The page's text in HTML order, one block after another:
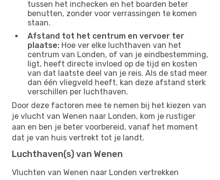
tussen het inchecken en het boarden beter
benutten, zonder voor verrassingen te komen
staan.
Afstand tot het centrum en vervoer ter
plaatse: Hoe ver elke luchthaven van het
centrum van Londen, of van je eindbestemming,
ligt, heeft directe invloed op de tijd en kosten
van dat laatste deel van je reis. Als de stad meer
dan één vliegveld heeft, kan deze afstand sterk
verschillen per luchthaven.
Door deze factoren mee te nemen bij het kiezen van
je vlucht van Wenen naar Londen, kom je rustiger
aan en ben je beter voorbereid, vanaf het moment
dat je van huis vertrekt tot je landt.
Luchthaven(s) van Wenen
Vluchten van Wenen naar Londen vertrekken